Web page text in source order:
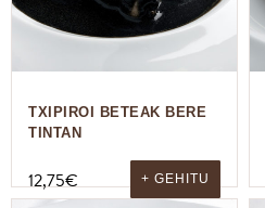
TXIPIROI BETEAK BERE
TINTAN
12,75€ + GEHITU